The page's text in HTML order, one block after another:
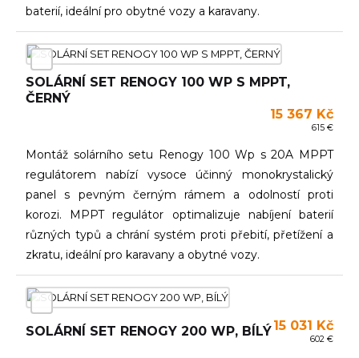
baterií, ideální pro obytné vozy a karavany.
SOLÁRNÍ SET RENOGY 100 WP S MPPT,
ČERNÝ
15 367 Kč
615 €
Montáž solárního setu Renogy 100 Wp s 20A MPPT
regulátorem nabízí vysoce účinný monokrystalický
panel s pevným černým rámem a odolností proti
korozi. MPPT regulátor optimalizuje nabíjení baterií
různých typů a chrání systém proti přebití, přetížení a
zkratu, ideální pro karavany a obytné vozy.
SOLÁRNÍ SET RENOGY 200 WP, BÍLÝ15 031 Kč
602 €